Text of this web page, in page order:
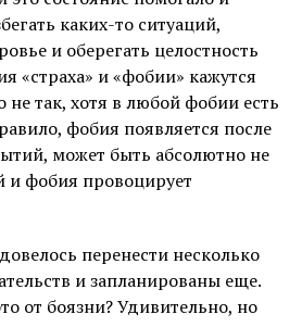
каких-то ситуаций,
и оберегать целостность
«страха» и «фобии» кажутся
так, хотя в любой фобии есть
фобия появляется после
может быть абсолютно не
и фобия провоцирует
перенести несколько
и запланированы еще.
от боязни? Удивительно, но